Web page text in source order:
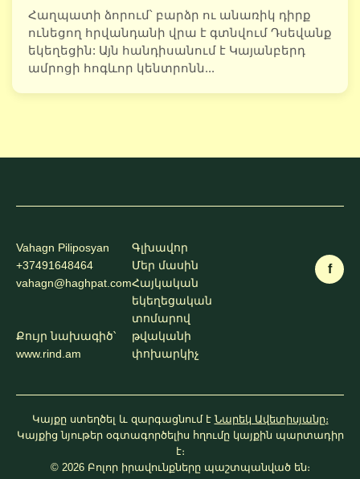
Հաղպատի ձորում՝ բարձր ու անառիկ դիրք
ունեցող հրվանդանի վրա է գտնվում Դսեվանք
եկեղեցին: Այն հանդիսանում է Կայանբերդ
ամրոցի հոգևոր կենտրոնն...
Vahagn Piliposyan
+37491648464
vahagn@haghpat.com
Քույր նախագիծ՝
www.rind.am
Գլխավոր
Մեր մասին
Հայկական
եկեղեցական
տոմարով
թվականի
փոխարկիչ
f
Կայքը ստեղծել և զարգացնում է Նարեկ Ավետիսյանը։
Կայքից նյութեր օգտագործելիս հղումը կայքին պարտադիր
է։
© 2026 Բոլոր իրավունքները պաշտպանված են։